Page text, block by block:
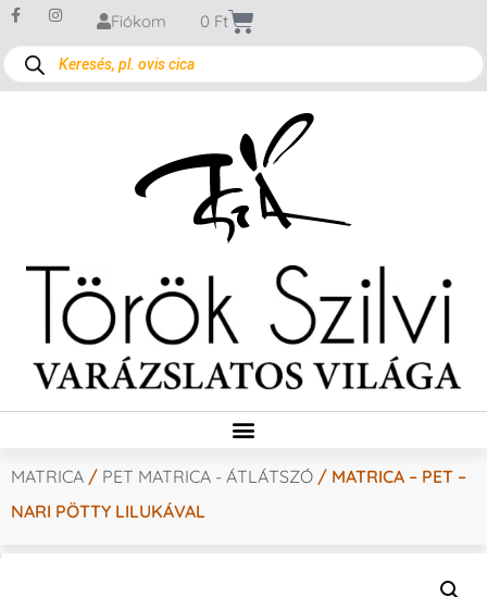
Fiókom 0 Ft
MATRICA / PET MATRICA - ÁTLÁTSZÓ / MATRICA – PET –
NARI PÖTTY LILUKÁVAL